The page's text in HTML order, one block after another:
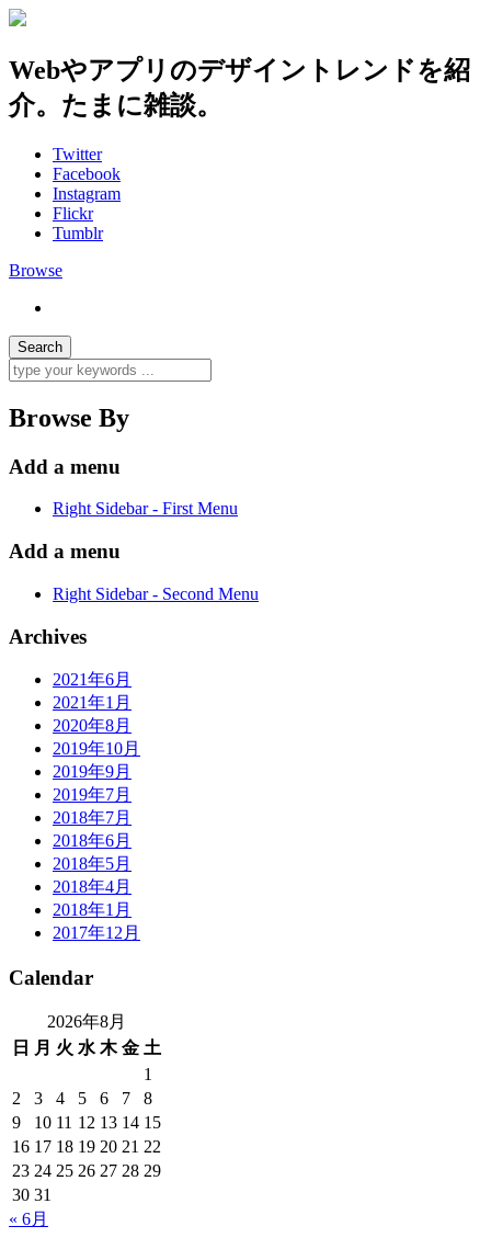
Webやアプリのデザイントレンドを紹
介。たまに雑談。
Twitter
Facebook
Instagram
Flickr
Tumblr
Browse
Browse By
Add a menu
Right Sidebar - First Menu
Add a menu
Right Sidebar - Second Menu
Archives
2021年6月
2021年1月
2020年8月
2019年10月
2019年9月
2019年7月
2018年7月
2018年6月
2018年5月
2018年4月
2018年1月
2017年12月
Calendar
2026年8月
日
月 火 水 木 金 土
1
2
3 4 5 6 7
8
9
10 11 12 13 14 15
16 17 18 19 20 21 22
23 24 25 26 27 28 29
30 31
« 6月